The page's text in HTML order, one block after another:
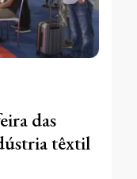
das
têxtil